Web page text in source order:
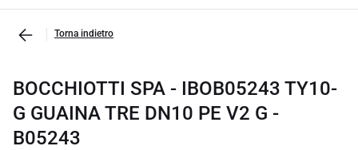
Torna indietro
BOCCHIOTTI SPA - IBOB05243 TY10-
G GUAINA TRE DN10 PE V2 G -
B05243